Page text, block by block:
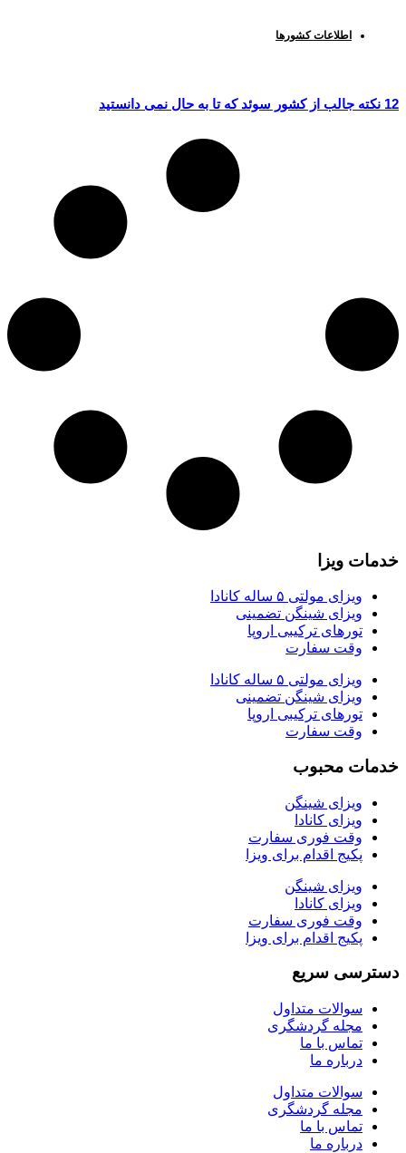
اطلاعات کشورها
12 نکته جالب از کشور سوئد که تا به حال نمی دانستید
خدمات ویزا
ویزای مولتی ۵ ساله کانادا
ویزای شینگن تضمینی
تورهای ترکیبی اروپا
وقت سفارت
ویزای مولتی ۵ ساله کانادا
ویزای شینگن تضمینی
تورهای ترکیبی اروپا
وقت سفارت
خدمات محبوب
ویزای شینگن
ویزای کانادا
وقت فوری سفارت
پکیج اقدام برای ویزا
ویزای شینگن
ویزای کانادا
وقت فوری سفارت
پکیج اقدام برای ویزا
دسترسی سریع
سوالات متداول
مجله گردشگری
تماس با ما
درباره ما
سوالات متداول
مجله گردشگری
تماس با ما
درباره ما